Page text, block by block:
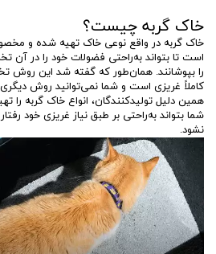
خاک گربه چیست؟
خاک گربه در واقع نوعی خاک تهیه شده و
است تا بتواند به‌راحتی فضولات خود را در
را بپوشانند. همان‌طور که گفته شد این روش
کاملاً غریزی است و شما نمی‌توانید روش دیگری
همین دلیل تولیدکنندگان، انواع خاک گربه را
شما بتواند به‌راحتی بر طبق نیاز غریزی خود
نشود.